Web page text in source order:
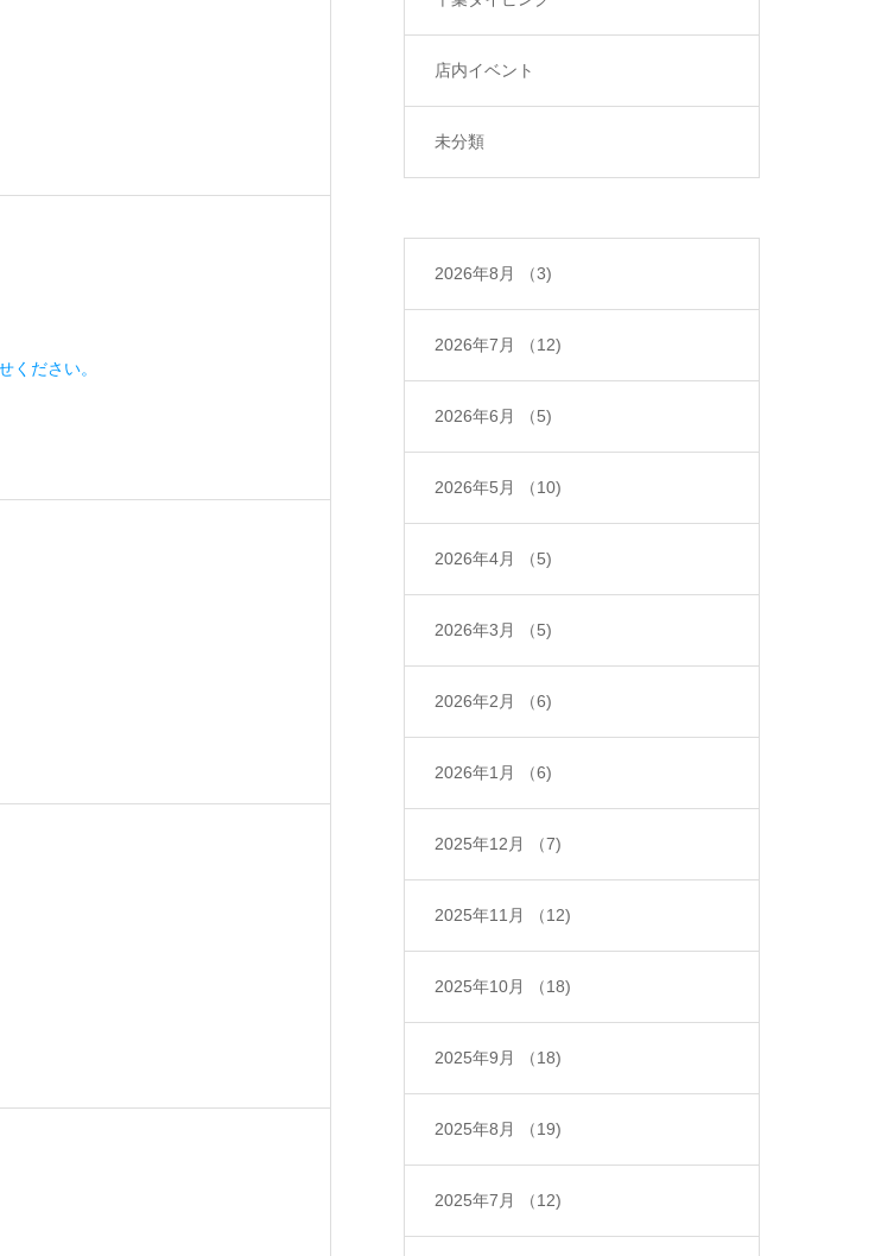
ください。
店内イベント
未分類
2026年8月 （3)
2026年7月 （12)
2026年6月 （5)
2026年5月 （10)
2026年4月 （5)
2026年3月 （5)
2026年2月 （6)
2026年1月 （6)
2025年12月 （7)
2025年11月 （12)
2025年10月 （18)
2025年9月 （18)
2025年8月 （19)
2025年7月 （12)